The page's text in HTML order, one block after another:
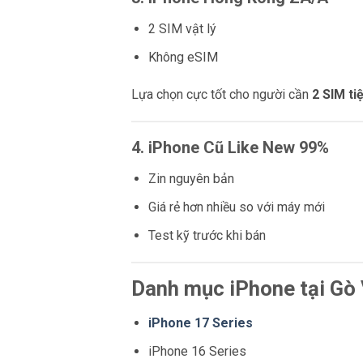
2 SIM vật lý
Không eSIM
Lựa chọn cực tốt cho người cần 2 SIM
4. iPhone Cũ Like New 99%
Zin nguyên bản
Giá rẻ hơn nhiều so với máy mới
Test kỹ trước khi bán
Danh mục iPhone tại Gò
iPhone 17 Series
iPhone 16 Series